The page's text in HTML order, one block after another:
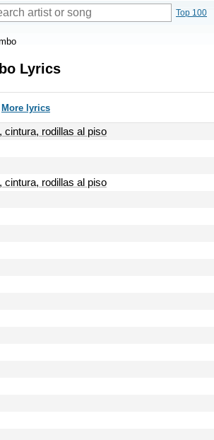
Top 100
Lyrics
More lyrics
cintura, rodillas al piso
cintura, rodillas al piso